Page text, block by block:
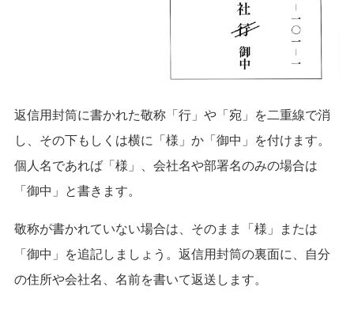
返信用封筒に書かれた敬称「行」や「宛」を二重線で消
し、その下もしくは横に「様」か「御中」を付けます。
個人名であれば「様」、会社名や部署名のみの場合は
「御中」と書きます。
敬称が書かれていない場合は、そのまま「様」または
「御中」を追記しましょう。 返信用封筒の裏面に、自分
の住所や会社名、名前を書いて返送します。